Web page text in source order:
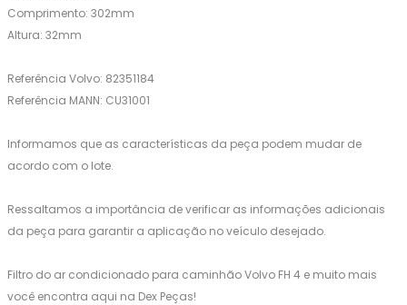
Comprimento: 302mm
Altura: 32mm
Referência Volvo: 82351184
Referência MANN: CU31001
Informamos que as características da peça podem mudar de
acordo com o lote.
Ressaltamos a importância de verificar as informações adicionais
da peça para garantir a aplicação no veículo desejado.
Filtro do ar condicionado para caminhão Volvo FH 4 e muito mais
você encontra aqui na Dex Peças!